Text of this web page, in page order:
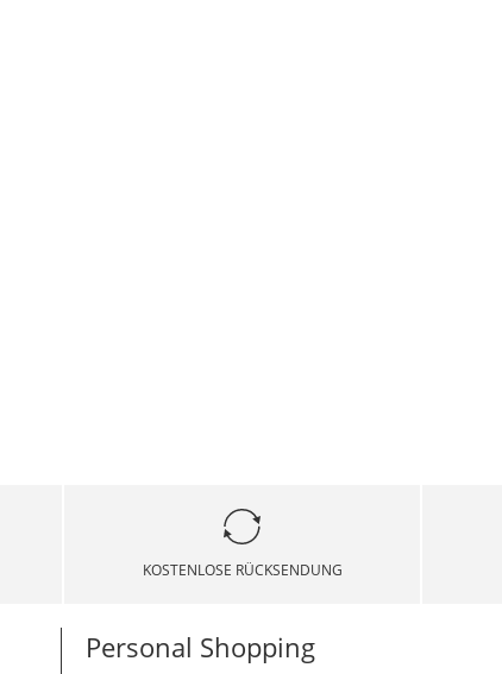
KOSTENLOSE RÜCKSENDUNG
Personal Shopping